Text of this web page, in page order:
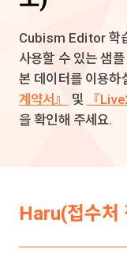
Cubism Editor 학
사용할 수 있는 샘
본 데이터를 이용하
계약서』
및
『
을 확인해 주세요.
Haru(접수처